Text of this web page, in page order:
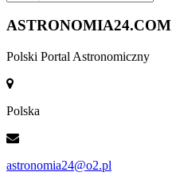
ASTRONOMIA24.COM
Polski Portal Astronomiczny
Polska
astronomia24@o2.pl